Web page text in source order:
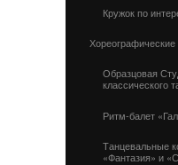
Кружок по
Хореографические
Образцовая
классического
Ритм-балет
Танцевальные
«Фантазия» и